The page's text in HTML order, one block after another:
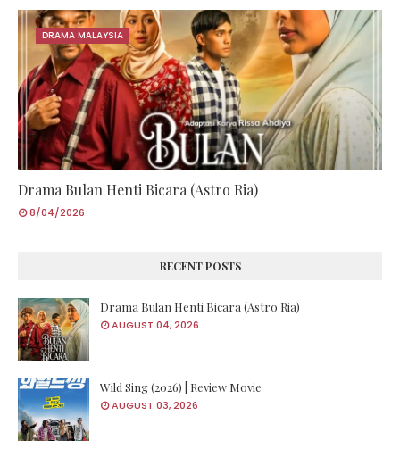
DRAMA MALAYSIA
Drama Bulan Henti Bicara (Astro Ria)
8/04/2026
RECENT POSTS
Drama Bulan Henti Bicara (Astro Ria)
AUGUST 04, 2026
Wild Sing (2026) | Review Movie
AUGUST 03, 2026